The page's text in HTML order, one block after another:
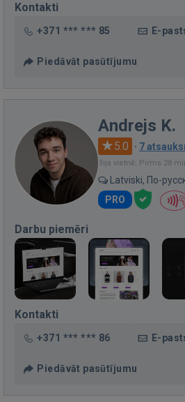
Kontakti
+371 *** *** 85 E-
Piedāvāt pasūtījumu
Andrejs K.
5.0 · 7
Bija vietnē: Pirms 28
Latviski, По-
PRO
Darbu piemēri
Kontakti
+371 *** *** 86 E-
Piedāvāt pasūtījumu